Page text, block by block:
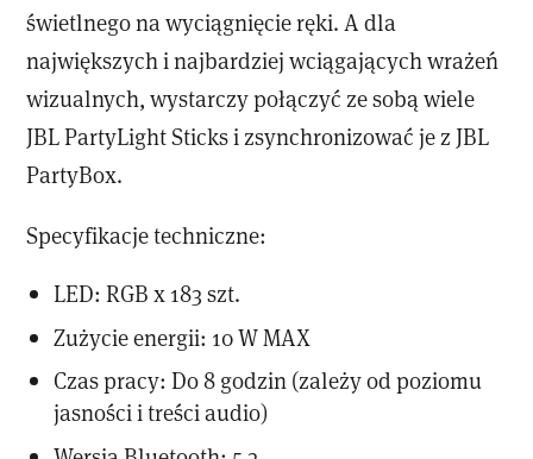
świetlnego na wyciągnięcie ręki. A dla
największych i najbardziej wciągających wrażeń
wizualnych, wystarczy połączyć ze sobą wiele
JBL PartyLight Sticks i zsynchronizować je z JBL
PartyBox.
Specyfikacje techniczne:
LED: RGB x 183 szt.
Zużycie energii: 10 W MAX
Czas pracy: Do 8 godzin (zależy od poziomu
jasności i treści audio)